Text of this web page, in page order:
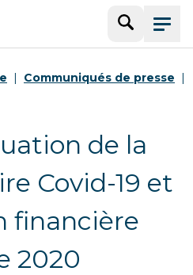
Menu
Communiqués de presse
de la
Covid-19 et
financière
2020